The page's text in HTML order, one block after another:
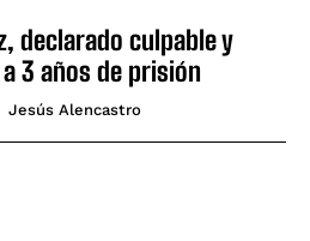
declarado culpable y
3 años de prisión
Jesús Alencastro